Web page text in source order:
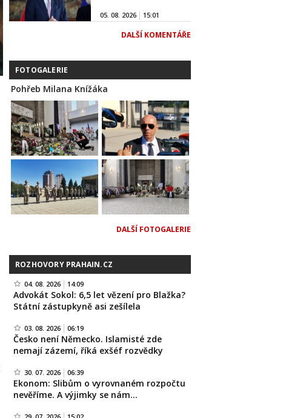
05. 08. 2026 15:01
DALŠÍ KOMENTÁŘE
FOTOGALERIE
Pohřeb Milana Knížáka
DALŠÍ FOTOGALERIE
ROZHOVORY PRAHAIN.CZ
04. 08. 2026 14:09
Advokát Sokol: 6,5 let vězení pro Blažka?
Státní zástupkyně asi zešílela
03. 08. 2026 06:19
Česko není Německo. Islamisté zde
nemají zázemí, říká exšéf rozvědky
30. 07. 2026 06:39
Ekonom: Slibům o vyrovnaném rozpočtu
nevěříme. A výjimky se nám…